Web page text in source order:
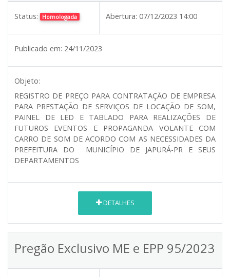
Status: Homologada Abertura: 07/12/2023 14:00
Publicado em: 24/11/2023
Objeto:
REGISTRO DE PREÇO PARA CONTRATAÇÃO DE EMPRESA
PARA PRESTAÇÃO DE SERVIÇOS DE LOCAÇÃO DE SOM,
PAINEL DE LED E TABLADO PARA REALIZAÇÕES DE
FUTUROS EVENTOS E PROPAGANDA VOLANTE COM
CARRO DE SOM DE ACORDO COM AS NECESSIDADES DA
PREFEITURA DO MUNICÍPIO DE JAPURÁ-PR E SEUS
DEPARTAMENTOS
DETALHES
Pregão Exclusivo ME e EPP 95/2023